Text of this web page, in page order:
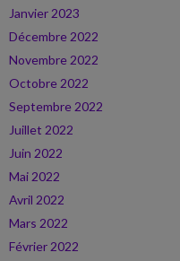
Janvier 2023
Décembre 2022
Novembre 2022
Octobre 2022
Septembre 2022
Juillet 2022
Juin 2022
Mai 2022
Avril 2022
Mars 2022
Février 2022